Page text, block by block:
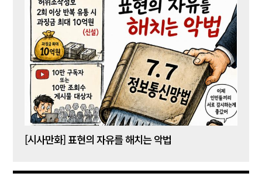
[시사만화] 표현의 자유를 해치는 악법